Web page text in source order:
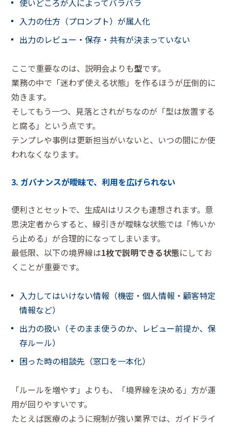
使いどころが人によってバラバラ
入力の仕方（プロンプト）が属人化
出力のレビュー・保存・共有が決まっていない
ここで重要なのは、説明会よりも型です。
業務の中で「迷わず使える状態」を作るほうが圧倒的に
効きます。
そしてもう一つ、見落とされがちなのが「型は放置する
と腐る」という点です。
テンプレや事例は更新担当がいないと、いつの間にか使
われなくなります。
3. ガバナンスが曖昧で、利用を広げられない
便利さとセットで、生成AIはリスクも連想されます。意
思決定者からすると、線引きが曖昧な状態では「怖いか
ら止める」が合理的になってしまいます。
最低限、以下の境界線は1枚で説明できる状態にしてお
くことが重要です。
入力してはいけない情報（機密・個人情報・顧客特定
情報など）
出力の扱い（そのまま使うのか、レビュー前提か、保
存ルール）
困った時の相談先（窓口を一本化）
「ルールを増やす」よりも、「境界線を決める」方が運
用が回りやすいです。
たとえば医療のように規制が強い業界では、ガイドライ